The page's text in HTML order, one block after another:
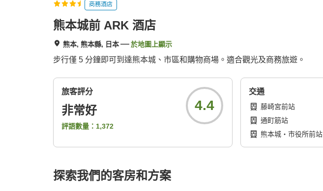
商務酒店
熊本城前 ARK 酒店
熊本, 熊本縣, 日本 於地圖上顯示
步行僅 5 分鐘即可到達熊本城、市區和購物商場。適合觀光及商務旅遊。
旅客評分
非常好
評語數量： 1,372
4.4
交通
藤崎宮前站
通町筋站
熊本城・市役所前站
探索我們的客房和方案